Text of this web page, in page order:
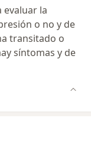
evaluar la
o no y de
transitado o
síntomas y de